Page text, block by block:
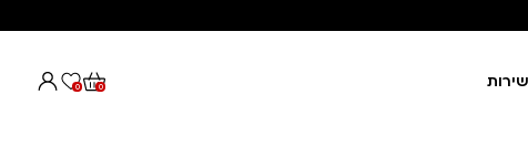
שירות 0
0